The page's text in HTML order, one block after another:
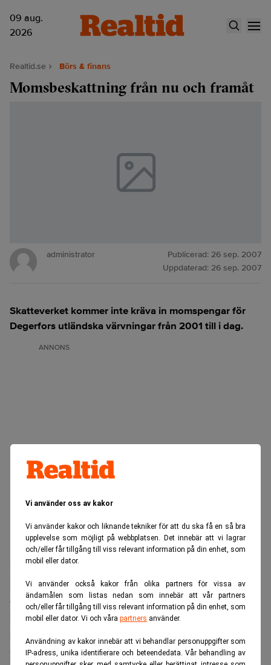
Vi använder oss av kakor
Vi använder kakor och liknande tekniker för att du ska få en så bra
upplevelse som möjligt på webbplatsen. Det innebär att vi lagrar
och/eller får tillgång till viss relevant information på din enhet, som
mobil eller dator.
Vi använder också kakor från olika partners för vissa av
ändamålen som listas nedan som innebär att vår partners
och/eller får tillgång till viss relevant information på din enhet, som
mobil eller dator. Vi och våra partners använder.
Användning av kakor innebär att vi behandlar personuppgifter som
IP-adress, unika identifierare och beteendedata. Vår behandling av
09 aug.
2026
Realtid.se Börs & finans
Momsbeskattning från nu och framåt
administrator Publicerad: 26 sep. 2007
Uppdaterad: 26 sep. 2007
Skatteverket kommer inte kräva in momspengar för
Degerfors utländska värvningar från 2001 till i dag.
ANNONS
Det trots domen i regeringsrätten mot fotbollsklubben
Degerfors.
– Klubbarna har agerat utifrån att det inte funnits något
klart rättsläge. Men från och med nu gäller att klubbarna
ska betala moms på spelarövergångar, säger Erik Boman,
pressekreterare på Skatteverket, till TT.